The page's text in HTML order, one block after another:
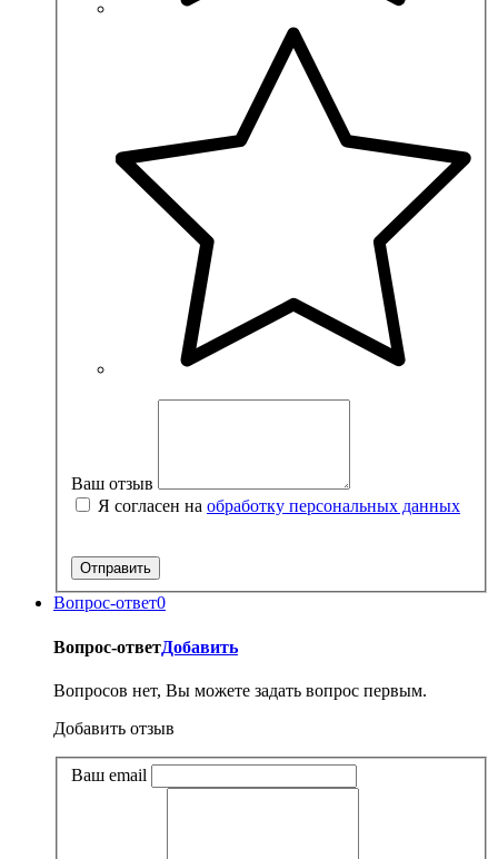
Ваш отзыв
Я согласен на обработку персональных данных
Вопрос-ответ0
Вопрос-ответДобавить
Вопросов нет, Вы можете задать вопрос первым.
Добавить отзыв
Ваш email